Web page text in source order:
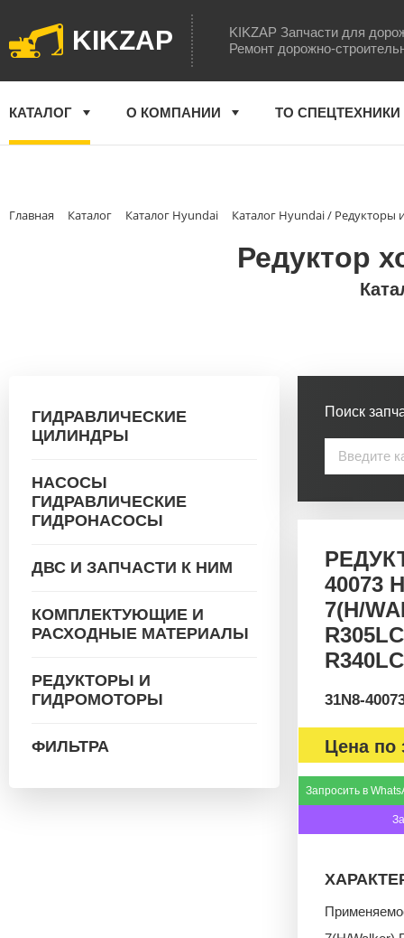
KIKZAP
KIKZAP Запчасти для
Ремонт дорожно-
КАТАЛОГ О КОМПАНИИ ТО СПЕЦТЕХНИКИ
Главная Каталог Каталог Hyundai Каталог Hyundai / Редукторы
Редуктор
ГИДРАВЛИЧЕСКИЕ
ЦИЛИНДРЫ
НАСОСЫ
ГИДРАВЛИЧЕСКИЕ
ГИДРОНАСОСЫ
ДВС И ЗАПЧАСТИ К НИМ
КОМПЛЕКТУЮЩИЕ И
РАСХОДНЫЕ МАТЕРИАЛЫ
РЕДУКТОРЫ И
ГИДРОМОТОРЫ
ФИЛЬТРА
Поиск
40073
7(H/
31N8-
Цена по
Запросить в